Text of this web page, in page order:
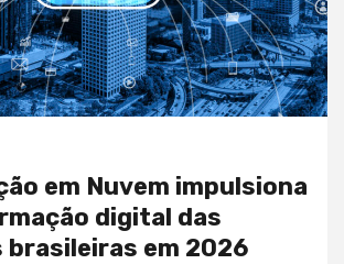
em Nuvem impulsiona
digital das
brasileiras em 2026